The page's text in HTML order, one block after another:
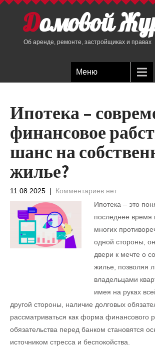
Домовой
Об аренде, ремонте, застройщиках и правах
Меню
Ипотека –
финансовое
шанс на
жилье?
11.08.2025 | Комментариев нет
Ипотека – это
последнее время
многих
одной стороны,
двери к мечте о
жилье, позволяя
владельцами
имея на руках
другой стороны, наличие долговых
рассматриваться как форма финансового
обязательства перед банком становятся
источником стресса и беспокойства.